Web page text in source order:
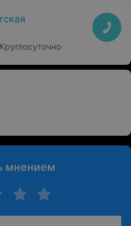
Круглосуточно
мнением